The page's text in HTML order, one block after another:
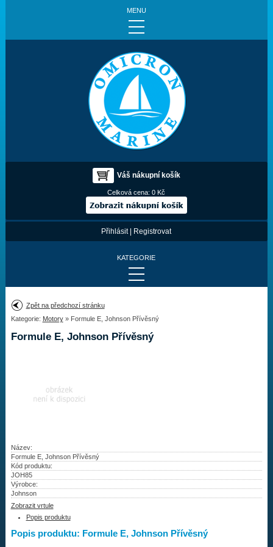
MENU
Váš nákupní košík
Celková cena:0 Kč
Přihlásit| Registrovat
KATEGORIE
Provedení:
Výrobce:
Najít vrtuli
Vrtule
Redukční pouzdra XHS
Kontakty
Aktuality
Zpět na předchozí stránku
Kategorie: Motory» Formule E, Johnson Přívěsný
Formule E, Johnson Přívěsný
Název:
Formule E, Johnson Přívěsný
Kód produktu:
JOH85
Výrobce:
Johnson
Zobrazit vrtule
Popis produktu
Popis produktu: Formule E, Johnson Přívěsný